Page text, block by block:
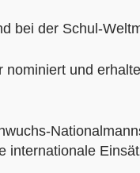
bei der Schul-
und
internationale